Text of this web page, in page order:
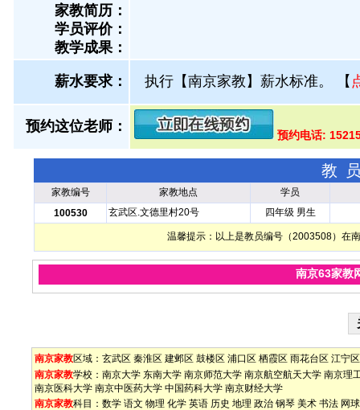
家教简历：
学员评价：
教学成果：
薪水要求： 执行【南京家教】薪水标准。 【
预约这位老师：
预约电话:
教
家教编号 家教地点
学员
100530
玄武区.文德里村20号 四年级 男生
温馨提示：以上是教员编号（2003508）在
南京63家教
南京家教区域： 玄武区 秦淮区 建邺区 鼓楼区 浦口区 栖霞区 雨花台区 江宁区
南京家教学校： 南京大学 东南大学 南京师范大学 南京航空航天大学 南京理
南京医科大学 南京中医药大学 中国药科大学 南京财经大学
南京家教科目： 数学 语文 物理 化学 英语 历史 地理 政治 钢琴 美术 书法 网球